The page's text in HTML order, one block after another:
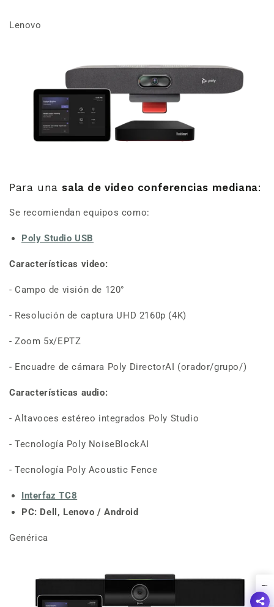
Lenovo
Para una sala de video conferencias mediana:
Se recomiendan equipos como:
Poly Studio USB
Características video:
- Campo de visión de 120°
- Resolución de captura UHD 2160p (4K)
- Zoom 5x/EPTZ
- Encuadre de cámara Poly DirectorAI (orador/grupo/)
Características audio:
- Altavoces estéreo integrados Poly Studio
- Tecnología Poly NoiseBlockAI
- Tecnología Poly Acoustic Fence
Interfaz TC8
PC: Dell, Lenovo / Android
Genérica
!